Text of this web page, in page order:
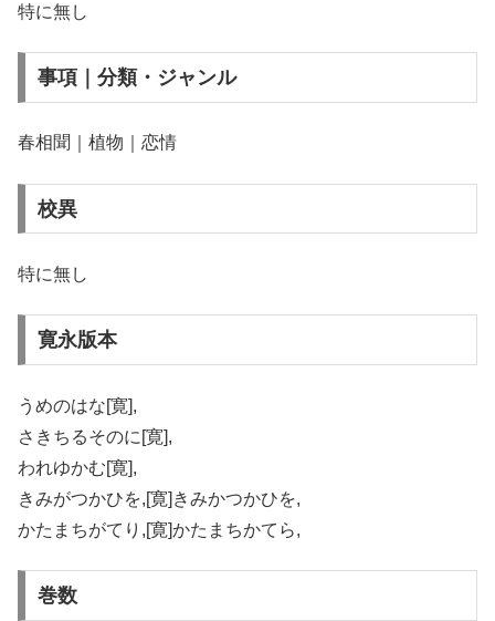
特に無し
事項｜分類・ジャンル
春相聞｜植物｜恋情
校異
特に無し
寛永版本
うめのはな[寛],
さきちるそのに[寛],
われゆかむ[寛],
きみがつかひを,[寛]きみかつかひを,
かたまちがてり,[寛]かたまちかてら,
巻数